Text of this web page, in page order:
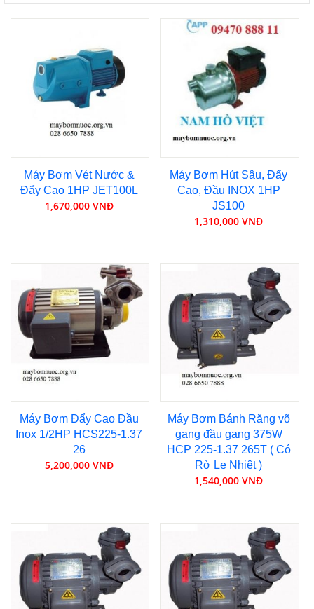
Máy Bơm Vét Nước &
Đẩy Cao 1HP JET100L
1,670,000 VNĐ
Máy Bơm Hút Sâu, Đẩy
Cao, Đầu INOX 1HP
JS100
1,310,000 VNĐ
Máy Bơm Đẩy Cao Đầu
Inox 1/2HP HCS225-1.37
26
5,200,000 VNĐ
Máy Bơm Bánh Răng võ
gang đầu gang 375W
HCP 225-1.37 265T ( Có
Rờ Le Nhiệt )
1,540,000 VNĐ